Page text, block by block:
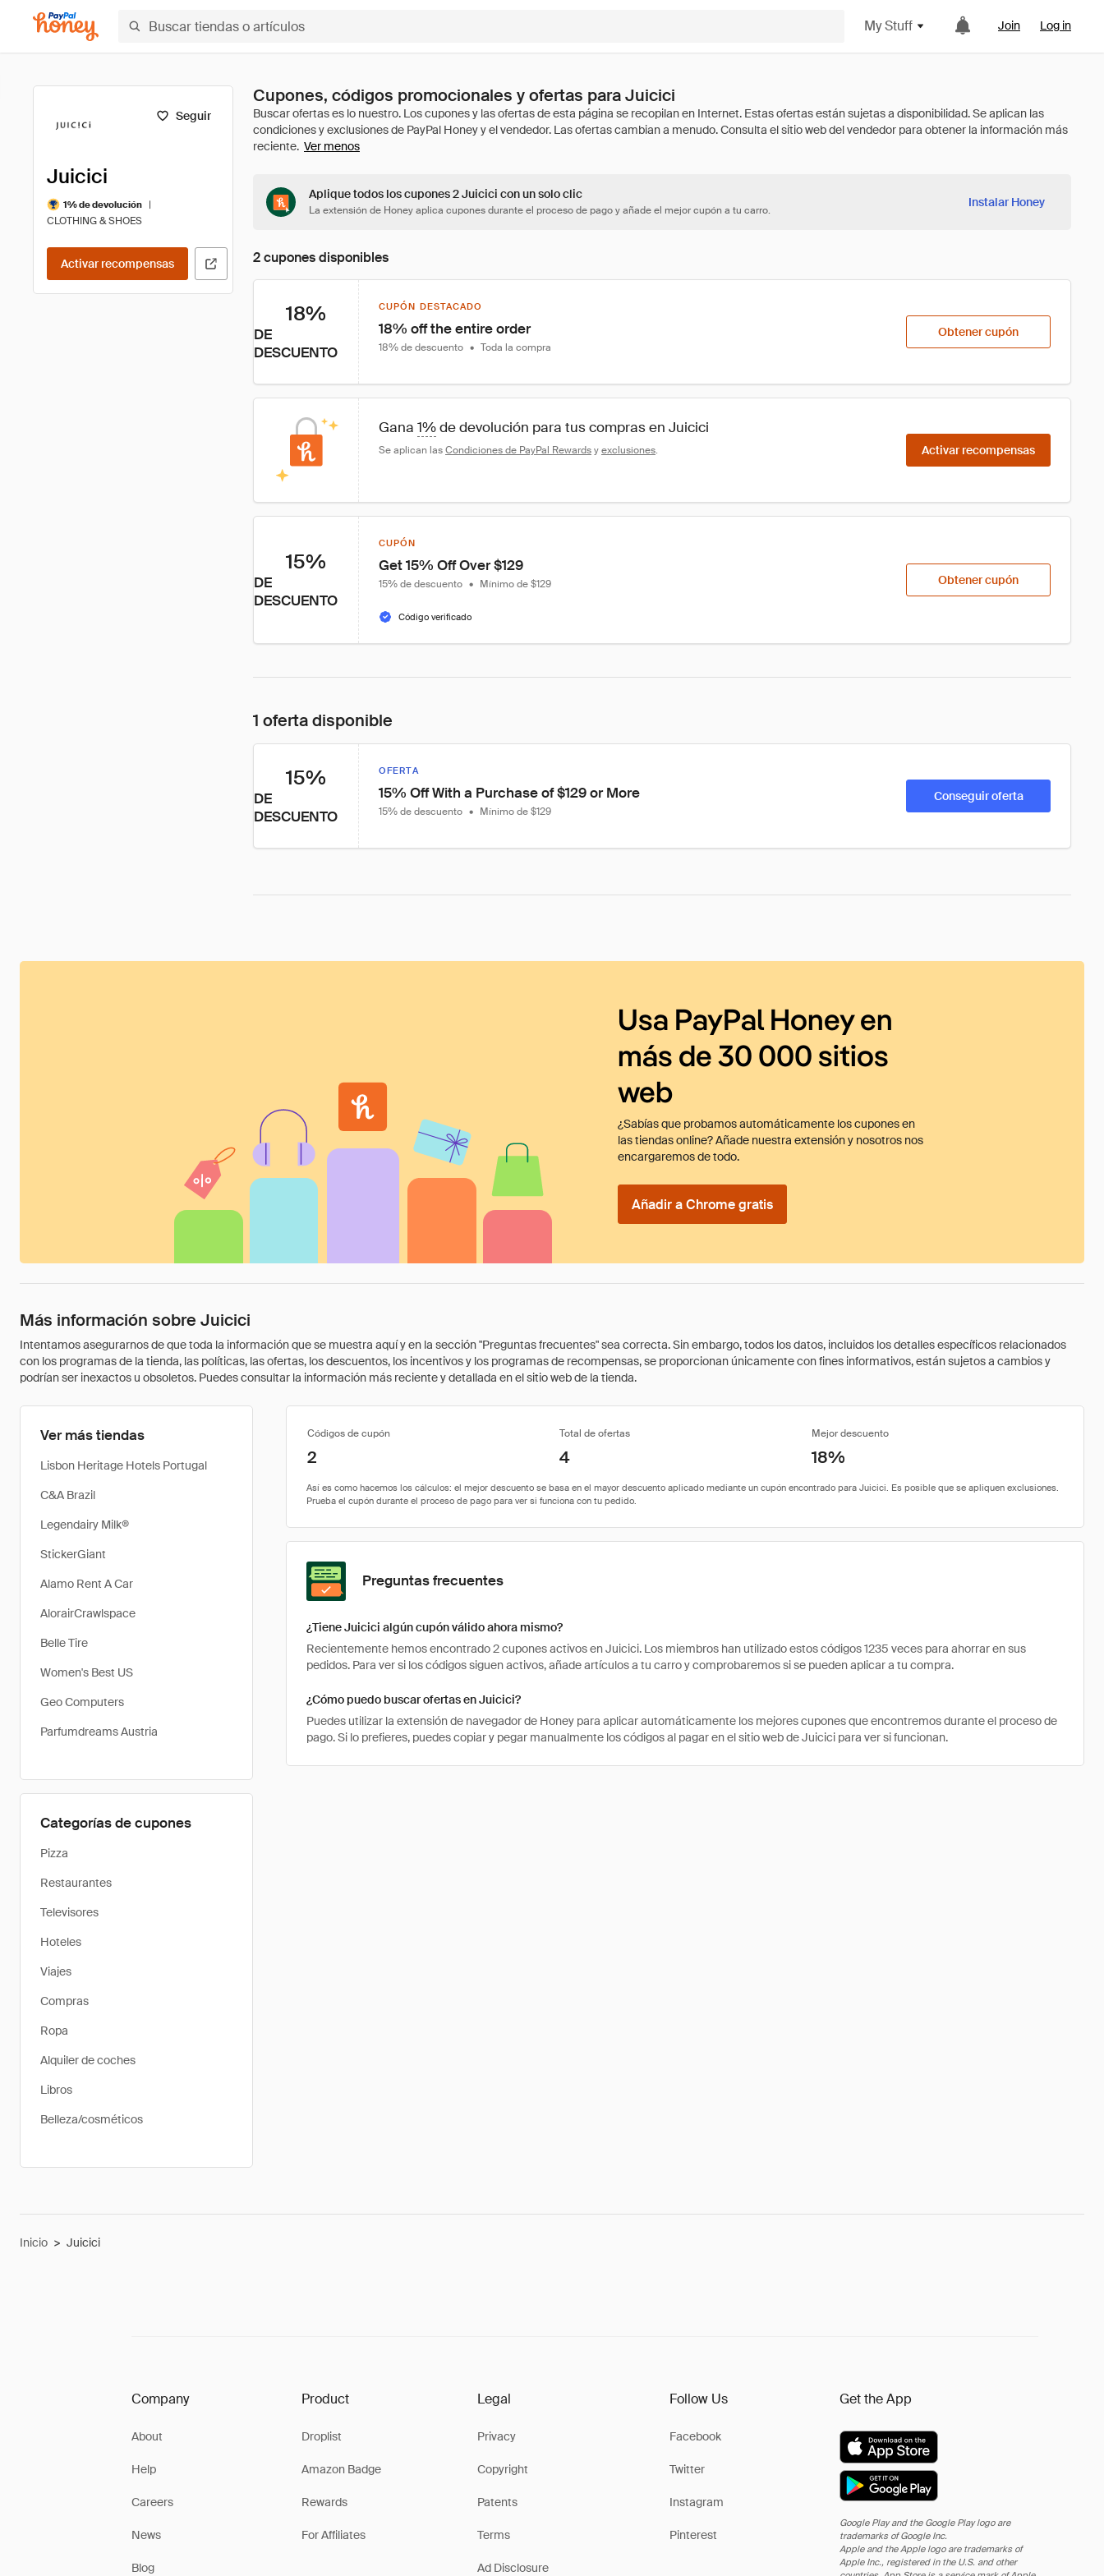
My Stuff Join Log in
Seguir
Juicici
1% de devolución
|
CLOTHING & SHOES
Activar recompensas
Cupones, códigos promocionales y ofertas para Juicici
Ver menos
Aplique todos los cupones 2 Juicici con un solo clic
La extensión de Honey aplica cupones durante el proceso de pago y añade el mejor cupón a tu carro.
Instalar Honey
2 cupones disponibles
18%
DE
DESCUENTO
CUPÓN DESTACADO
18% off the entire order
18% de descuento • Toda la compra
Obtener cupón
Gana 1% de devolución para tus compras en Juicici
Se aplican las Condiciones de PayPal Rewards y exclusiones. Activar recompensas
15%
DE
DESCUENTO
CUPÓN
Get 15% Off Over $129
15% de descuento • Mínimo de $129
Código verificado
Obtener cupón
1 oferta disponible
15%
DE
DESCUENTO
OFERTA
15% Off With a Purchase of $129 or More
15% de descuento • Mínimo de $129
Conseguir oferta
Usa PayPal Honey en
más de 30 000 sitios
web
¿Sabías que probamos automáticamente los cupones en
las tiendas online? Añade nuestra extensión y nosotros nos
encargaremos de todo.
Añadir a Chrome gratis
Más información sobre Juicici
Intentamos asegurarnos de que toda la información que se muestra aquí y en la sección "Preguntas frecuentes" sea correcta. Sin embargo, todos los datos, incluidos los detalles específicos relacionados
con los programas de la tienda, las políticas, las ofertas, los descuentos, los incentivos y los programas de recompensas, se proporcionan únicamente con fines informativos, están sujetos a cambios y
podrían ser inexactos u obsoletos. Puedes consultar la información más reciente y detallada en el sitio web de la tienda.
Ver más tiendas
Lisbon Heritage Hotels Portugal
C&A Brazil
Legendairy Milk®
StickerGiant
Alamo Rent A Car
AlorairCrawlspace
Belle Tire
Women's Best US
Geo Computers
Parfumdreams Austria
Categorías de cupones
Pizza
Restaurantes
Televisores
Hoteles
Viajes
Compras
Ropa
Alquiler de coches
Libros
Belleza/cosméticos
Códigos de cupón Total de ofertas Mejor descuento
2 4 18%
Preguntas frecuentes
¿Tiene Juicici algún cupón válido ahora mismo?
Recientemente hemos encontrado 2 cupones activos en Juicici. Los miembros han utilizado estos códigos 1235 veces para ahorrar en sus
pedidos. Para ver si los códigos siguen activos, añade artículos a tu carro y comprobaremos si se pueden aplicar a tu compra.
¿Cómo puedo buscar ofertas en Juicici?
Puedes utilizar la extensión de navegador de Honey para aplicar automáticamente los mejores cupones que encontremos durante el proceso de
pago. Si lo prefieres, puedes copiar y pegar manualmente los códigos al pagar en el sitio web de Juicici para ver si funcionan.
Inicio > Juicici
Company
About
Help
Careers
News
Blog
Product
Droplist
Amazon Badge
Rewards
For Affiliates
Legal
Privacy
Copyright
Patents
Terms
Ad Disclosure
Follow Us
Facebook
Twitter
Instagram
Pinterest
Get the App
Google Play and the Google Play logo are
trademarks of Google Inc.
Apple and the Apple logo are trademarks of
Apple Inc., registered in the U.S. and other